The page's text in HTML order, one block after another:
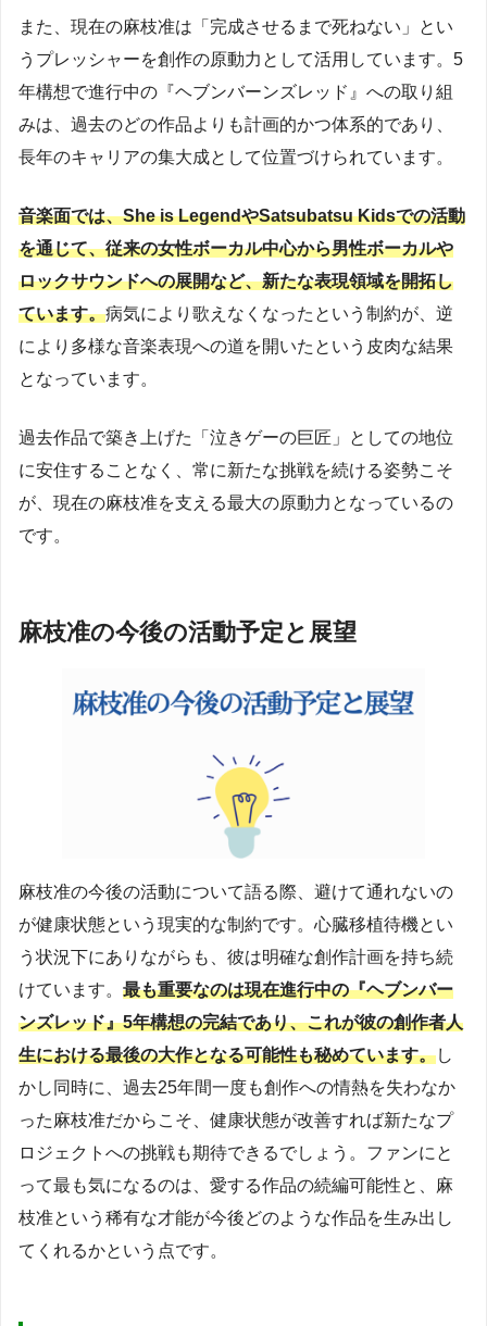
また、現在の麻枝准は「完成させるまで死ねない」とい
うプレッシャーを創作の原動力として活用しています。5
年構想で進行中の『ヘブンバーンズレッド』への取り組
みは、過去のどの作品よりも計画的かつ体系的であり、
長年のキャリアの集大成として位置づけられています。
音楽面では、She is LegendやSatsubatsu Kidsでの活動
を通じて、従来の女性ボーカル中心から男性ボーカルや
ロックサウンドへの展開など、新たな表現領域を開拓し
ています。病気により歌えなくなったという制約が、逆
により多様な音楽表現への道を開いたという皮肉な結果
となっています。
過去作品で築き上げた「泣きゲーの巨匠」としての地位
に安住することなく、常に新たな挑戦を続ける姿勢こそ
が、現在の麻枝准を支える最大の原動力となっているの
です。
麻枝准の今後の活動予定と展望
麻枝准の今後の活動について語る際、避けて通れないの
が健康状態という現実的な制約です。心臓移植待機とい
う状況下にありながらも、彼は明確な創作計画を持ち続
けています。 最も重要なのは現在進行中の『ヘブンバー
ンズレッド』5年構想の完結であり、これが彼の創作者人
生における最後の大作となる可能性も秘めています。し
かし同時に、過去25年間一度も創作への情熱を失わなか
った麻枝准だからこそ、健康状態が改善すれば新たなプ
ロジェクトへの挑戦も期待できるでしょう。ファンにと
って最も気になるのは、愛する作品の続編可能性と、麻
枝准という稀有な才能が今後どのような作品を生み出し
てくれるかという点です。